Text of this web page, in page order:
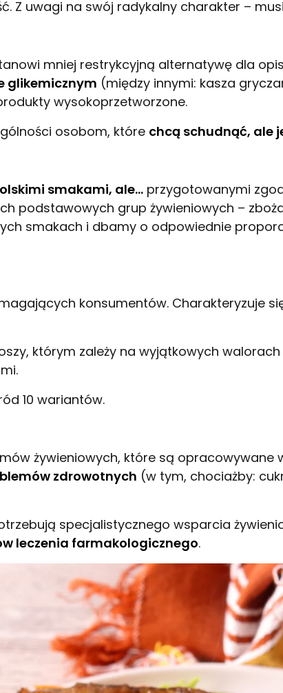
Z uwagi na swój radykalny charakter –
mniej restrykcyjną alternatywę dla
glikemicznym (między innymi: kasza
wysokoprzetworzone.
osobom, które chcą schudnąć, ale
smakami, ale… przygotowanymi
podstawowych grup żywieniowych –
smakach i dbamy o odpowiednie
konsumentów. Charakteryzuje
którym zależy na wyjątkowych
10 wariantów.
żywieniowych, które są opracowywane
zdrowotnych (w tym, chociażby:
specjalistycznego wsparcia
leczenia farmakologicznego.